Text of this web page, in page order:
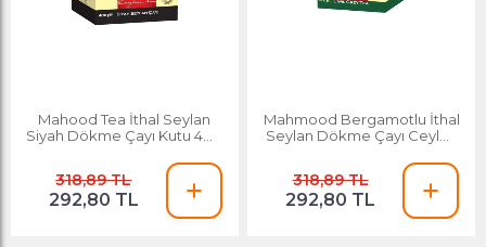
Mahood Tea İthal Seylan
Siyah Dökme Çayı Kutu 400
318,89 TL
292,80 TL
Mahmood Bergamotlu İthal
Seylan Dökme Çayı Ceylon
318,89 TL
292,80 TL